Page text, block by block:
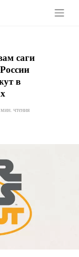
саги
в
чтения